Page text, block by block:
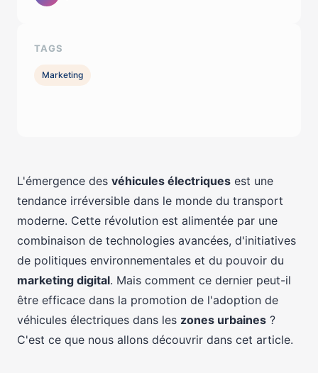
L'émergence des véhicules électriques est une
tendance irréversible dans le monde du transport
moderne. Cette révolution est alimentée par une
combinaison de technologies avancées, d'initiatives
de politiques environnementales et du pouvoir du
marketing digital. Mais comment ce dernier peut-il
être efficace dans la promotion de l'adoption de
véhicules électriques dans les zones urbaines ?
C'est ce que nous allons découvrir dans cet article.
TAGS
Marketing